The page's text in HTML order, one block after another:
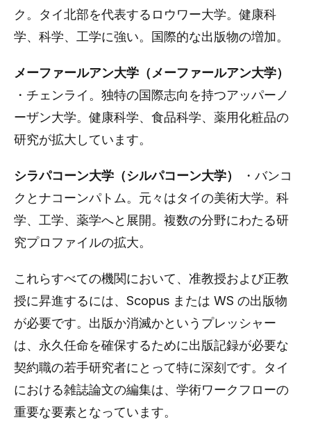
ク。タイ北部を代表するロウワー大学。健康科
学、科学、工学に強い。国際的な出版物の増加。
メーファールアン大学（メーファールアン大学）
・チェンライ。独特の国際志向を持つアッパーノ
ーザン大学。健康科学、食品科学、薬用化粧品の
研究が拡大しています。
シラパコーン大学（シルパコーン大学）
・バンコ
クとナコーンパトム。元々はタイの美術大学。科
学、工学、薬学へと展開。複数の分野にわたる研
究プロファイルの拡大。
これらすべての機関において、准教授および正教
授に昇進するには、Scopus または WS の出版物
が必要です。出版か消滅かというプレッシャー
は、永久任命を確保するために出版記録が必要な
契約職の若手研究者にとって特に深刻です。タイ
における雑誌論文の編集は、学術ワークフローの
重要な要素となっています。